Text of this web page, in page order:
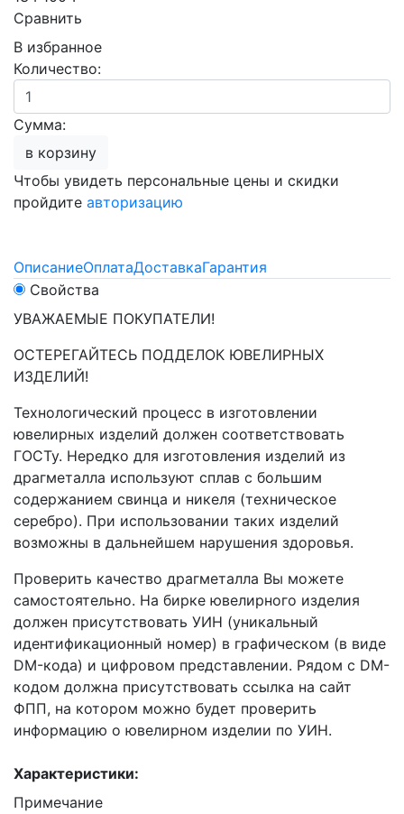
Сравнить
В избранное
Количество:
Сумма:
в корзину
Чтобы увидеть персональные цены и скидки
пройдите авторизацию
ОписаниеОплатаДоставкаГарантия
Свойства
УВАЖАЕМЫЕ ПОКУПАТЕЛИ!
ОСТЕРЕГАЙТЕСЬ ПОДДЕЛОК ЮВЕЛИРНЫХ
ИЗДЕЛИЙ!
Технологический процесс в изготовлении
ювелирных изделий должен соответствовать
ГОСТу. Нередко для изготовления изделий из
драгметалла используют сплав с большим
содержанием свинца и никеля (техническое
серебро). При использовании таких изделий
возможны в дальнейшем нарушения здоровья.
Проверить качество драгметалла Вы можете
самостоятельно. На бирке ювелирного изделия
должен присутствовать УИН (уникальный
идентификационный номер) в графическом (в виде
DM-кода) и цифровом представлении. Рядом с DM-
кодом должна присутствовать ссылка на сайт
ФПП, на котором можно будет проверить
информацию о ювелирном изделии по УИН.
Характеристики:
Примечание